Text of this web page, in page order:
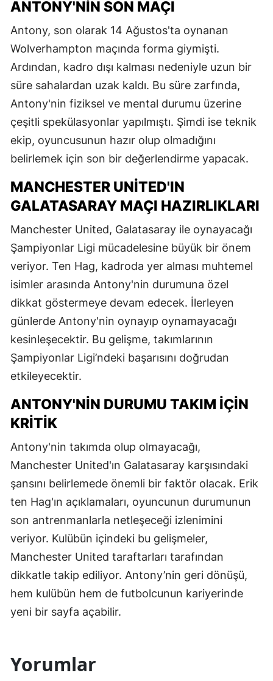
ANTONY'NIN SON MAÇI
Antony, son olarak 14 Ağustos'ta oynanan
Wolverhampton maçında forma giymişti.
Ardından, kadro dışı kalması nedeniyle uzun bir
süre sahalardan uzak kaldı. Bu süre zarfında,
Antony'nin fiziksel ve mental durumu üzerine
çeşitli spekülasyonlar yapılmıştı. Şimdi ise teknik
ekip, oyuncusunun hazır olup olmadığını
belirlemek için son bir değerlendirme yapacak.
MANCHESTER UNITED'IN
GALATASARAY MAÇI HAZIRLIKLARI
Manchester United, Galatasaray ile oynayacağı
Şampiyonlar Ligi mücadelesine büyük bir önem
veriyor. Ten Hag, kadroda yer alması muhtemel
isimler arasında Antony'nin durumuna özel
dikkat göstermeye devam edecek. İlerleyen
günlerde Antony'nin oynayıp oynamayacağı
kesinleşecektir. Bu gelişme, takımlarının
Şampiyonlar Ligi’ndeki başarısını doğrudan
etkileyecektir.
ANTONY'NIN DURUMU TAKIM İÇIN
KRITIK
Antony'nin takımda olup olmayacağı,
Manchester United'ın Galatasaray karşısındaki
şansını belirlemede önemli bir faktör olacak. Erik
ten Hag'ın açıklamaları, oyuncunun durumunun
son antrenmanlarla netleşeceği izlenimini
veriyor. Kulübün içindeki bu gelişmeler,
Manchester United taraftarları tarafından
dikkatle takip ediliyor. Antony’nin geri dönüşü,
hem kulübün hem de futbolcunun kariyerinde
yeni bir sayfa açabilir.
Yorumlar